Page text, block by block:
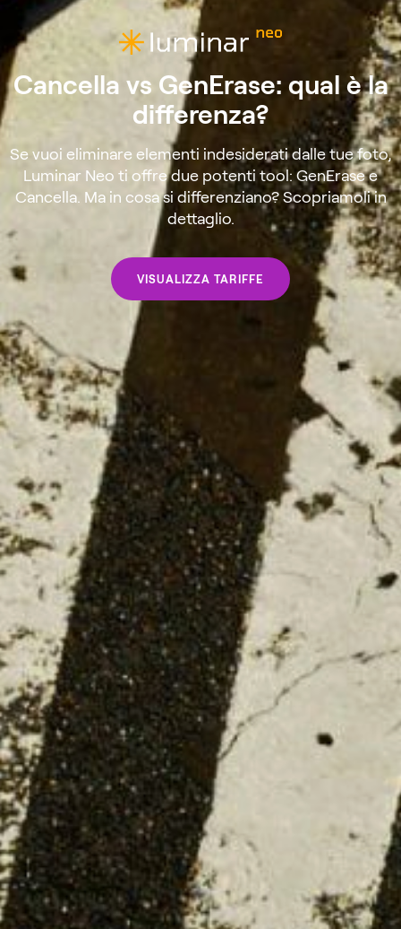
Cancella vs GenErase: qual è la
differenza?
Se vuoi eliminare elementi indesiderati dalle tue foto,
Luminar Neo ti offre due potenti tool: GenErase e
Cancella. Ma in cosa si differenziano? Scopriamoli in
dettaglio.
VISUALIZZA TARIFFE